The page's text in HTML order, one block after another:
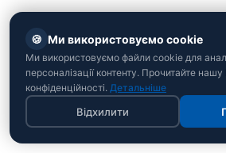
🍪 Ми використовуємо cookie
Ми використовуємо файли cookie для
персоналізації контенту. Прочитайте нашу
конфіденційності. Детальніше
Відхилити